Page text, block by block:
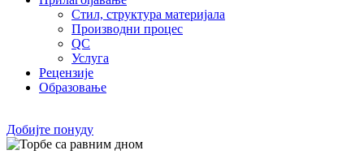
Стил, структура материјала
Производни процес
QC
Услуга
Рецензије
Образовање
Добијте понуду